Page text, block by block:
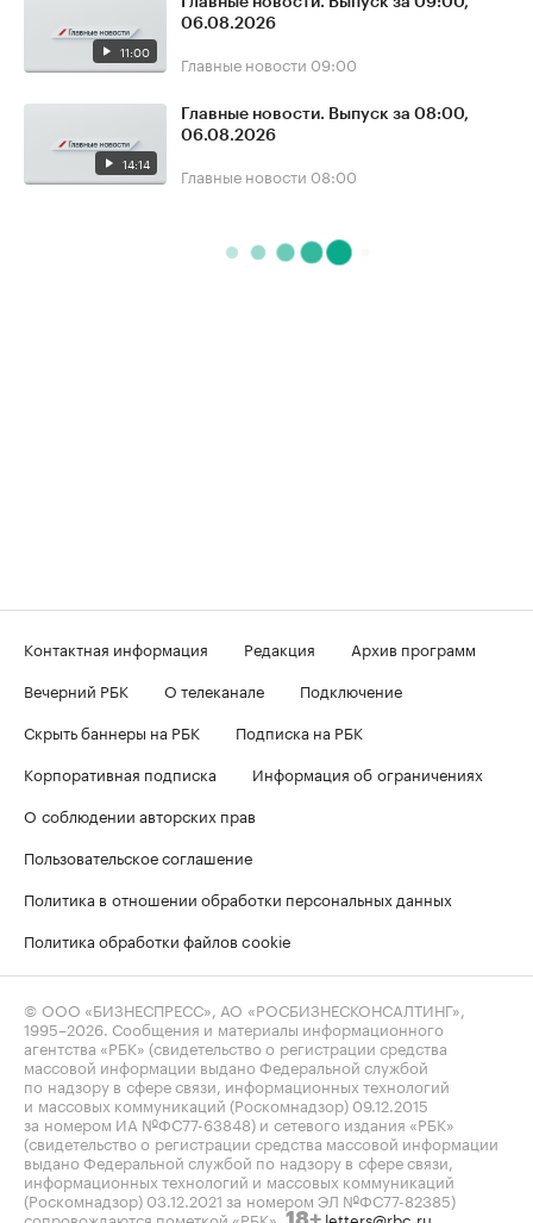
11:00
06.08.2026
Главные новости 09:00
14:14
Главные новости. Выпуск за 08:00,
06.08.2026
Главные новости 08:00
Контактная информация Редакция
Архив программ
Вечерний РБК
О телеканале
Подключение
Скрыть баннеры на РБК
Подписка на РБК
Корпоративная подписка
Информация об ограничениях
О соблюдении авторских прав
Пользовательское соглашение
Политика в отношении обработки персональных данных
Политика обработки файлов cookie
© ООО «БИЗНЕСПРЕСС», АО «РОСБИЗНЕСКОНСАЛТИНГ»,
1995–2026 . Сообщения и материалы информационного
агентства «РБК» (свидетельство о регистрации средства
массовой информации выдано Федеральной службой
по надзору в сфере связи, информационных технологий
и массовых коммуникаций (Роскомнадзор) 09.12.2015
за номером ИА №ФС77-63848) и сетевого издания «РБК»
(свидетельство о регистрации средства массовой информации
выдано Федеральной службой по надзору в сфере связи,
информационных технологий и массовых коммуникаций
(Роскомнадзор) 03.12.2021 за номером ЭЛ №ФС77-82385)
сопровождаются пометкой «РБК».
letters@rbc.ru